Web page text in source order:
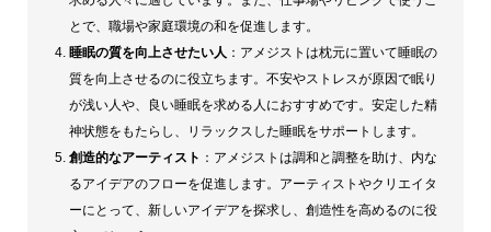
とで、職場や家庭環境の和を促進します。
睡眠の質を向上させたい人 ：アメジストは枕元に置いて睡眠の
質を向上させるのに役立ちます。不安やストレスが原因で眠り
が浅い人や、良い睡眠を求める人におすすめです。安定した精
神状態をもたらし、リラックスした睡眠をサポートします。
創造的なアーティスト ：アメジストは調和と調整を助け、内な
るアイデアのフローを促進します。アーティストやクリエイタ
ーにとって、新しいアイデアを探求し、創造性を高めるのに役